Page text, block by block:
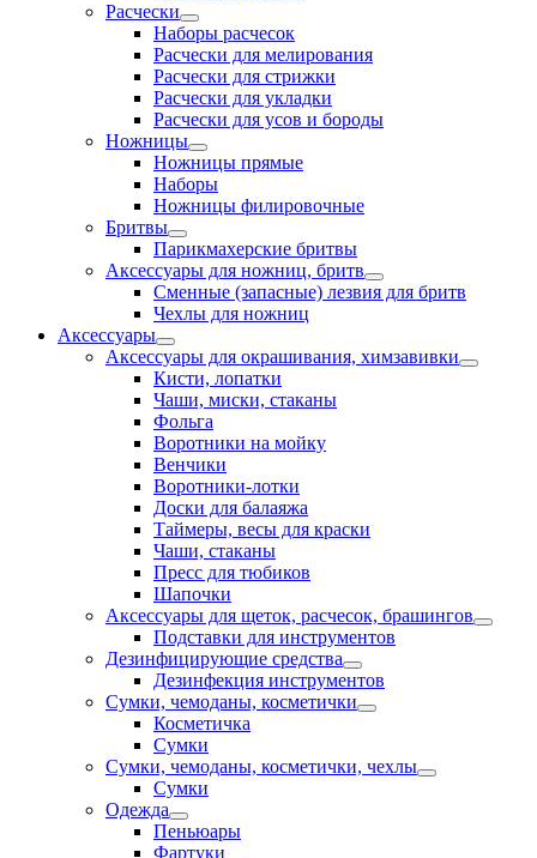
Расчески
Наборы расчесок
Расчески для мелирования
Расчески для стрижки
Расчески для укладки
Расчески для усов и бороды
Ножницы
Ножницы прямые
Наборы
Ножницы филировочные
Бритвы
Парикмахерские бритвы
Аксессуары для ножниц, бритв
Сменные (запасные) лезвия для бритв
Чехлы для ножниц
Аксессуары
Аксессуары для окрашивания, химзавивки
Кисти, лопатки
Чаши, миски, стаканы
Фольга
Воротники на мойку
Венчики
Воротники-лотки
Доски для балаяжа
Таймеры, весы для краски
Чаши, стаканы
Пресс для тюбиков
Шапочки
Аксессуары для щеток, расчесок, брашингов
Подставки для инструментов
Дезинфицирующие средства
Дезинфекция инструментов
Сумки, чемоданы, косметички
Косметичка
Сумки
Сумки, чемоданы, косметички, чехлы
Сумки
Одежда
Пеньюары
Фартуки